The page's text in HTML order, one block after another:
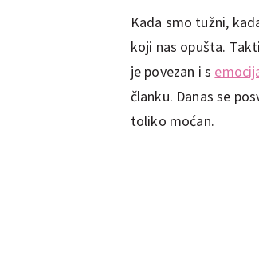
Kada smo tužni,
koji nas opušta.
je povezan i s
članku. Danas se
toliko moćan.